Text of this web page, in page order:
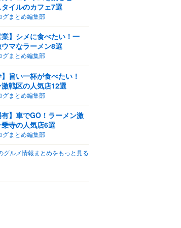
イルのカフェ7選
グまとめ編集部
業】シメに食べたい！一
マなラーメン8選
グまとめ編集部
】旨い一杯が食べたい！
戦区の人気店12選
グまとめ編集部
有】車でGO！ラーメン激
寺の人気店6選
グまとめ編集部
グルメ情報まとめをもっと見る